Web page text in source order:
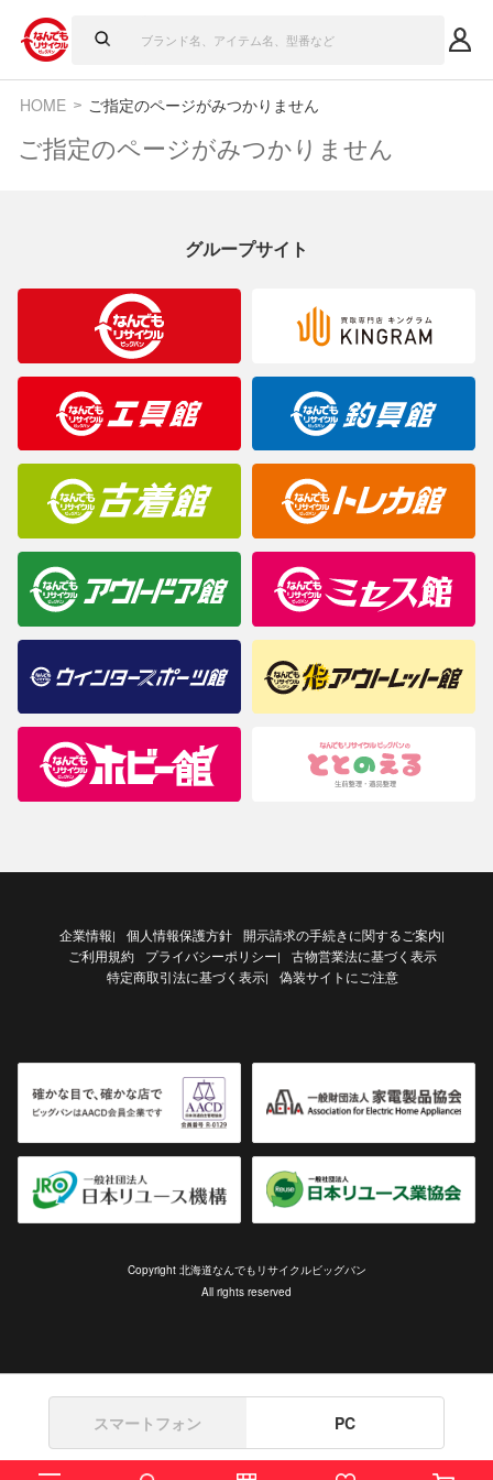
HOME ご指定のページがみつかりません
ご指定のページがみつかりません
グループサイト
企業情報| 個人情報保護方針 開示請求の手続きに関するご案内|
ご利用規約 プライバシーポリシー|
古物営業法に基づく表示
特定商取引法に基づく表示| 偽装サイトにご注意
Copyright 北海道なんでもリサイクルビッグバン
All rights reserved
スマートフォン PC